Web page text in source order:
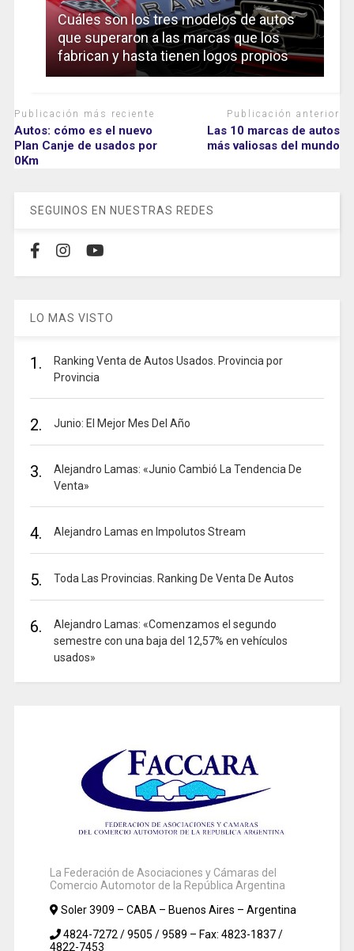
Cuáles son los tres modelos de autos
que superaron a las marcas que los
fabrican y hasta tienen logos propios
Publicación más reciente
Autos: cómo es el nuevo
Plan Canje de usados por
0Km
Publicación anterior
Las 10 marcas de autos
más valiosas del mundo
SEGUINOS EN NUESTRAS REDES
LO MAS VISTO
1.
Ranking Venta de Autos Usados. Provincia por
Provincia
2. Junio: El Mejor Mes Del Año
3.
Alejandro Lamas: «Junio Cambió La Tendencia De
Venta»
4. Alejandro Lamas en Impolutos Stream
5. Toda Las Provincias. Ranking De Venta De Autos
6.
Alejandro Lamas: «Comenzamos el segundo
semestre con una baja del 12,57% en vehículos
usados»
La Federación de Asociaciones y Cámaras del
Comercio Automotor de la República Argentina
Soler 3909 – CABA – Buenos Aires – Argentina
4824-7272 / 9505 / 9589 – Fax: 4823-1837 /
4822-7453